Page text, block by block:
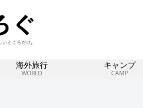
海外旅行
WORLD
キャンプ
CAMP